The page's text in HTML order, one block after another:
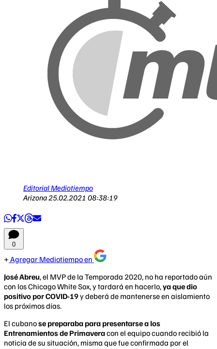
Editorial Mediotiempo
Arizona25.02.2021 08:38:19
0
Agregar Mediotiempo en
José Abreu, el MVP de la Temporada 2020, no ha reportado aún
con los Chicago White Sox, y tardará en hacerlo,ya que dio
positivo por COVID-19y deberá de mantenerse en aislamiento
los próximos días.
El cubanose preparaba para presentarse a los
Entrenamientos de Primaveracon el equipo cuando recibió la
noticia de su situación, misma que fue confirmada por el